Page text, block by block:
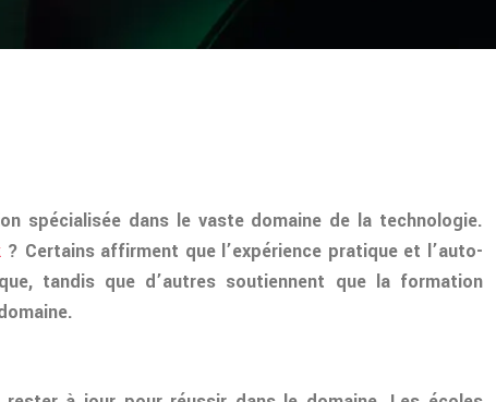
spécialisée dans le vaste domaine de la technologie.
? Certains affirment que l’expérience pratique et l’auto-
tandis que d’autres soutiennent que la formation